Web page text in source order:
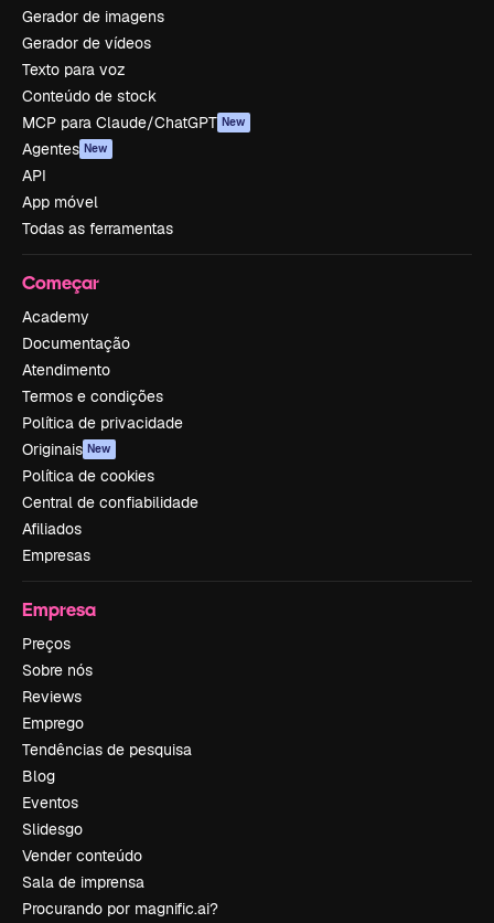
Gerador de imagens
Gerador de vídeos
Texto para voz
Conteúdo de stock
MCP para Claude/ChatGPT New
Agentes New
API
App móvel
Todas as ferramentas
Começar
Academy
Documentação
Atendimento
Termos e condições
Política de privacidade
Originais New
Política de cookies
Central de confiabilidade
Afiliados
Empresas
Empresa
Preços
Sobre nós
Reviews
Emprego
Tendências de pesquisa
Blog
Eventos
Slidesgo
Vender conteúdo
Sala de imprensa
Procurando por magnific.ai?